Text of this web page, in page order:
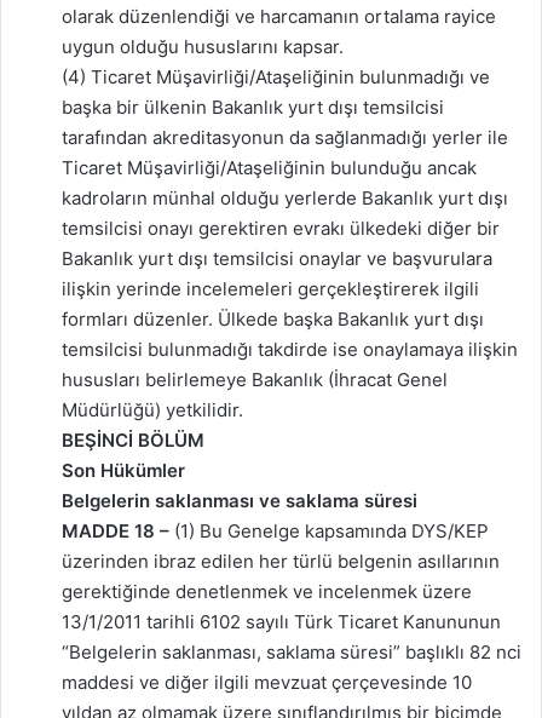
olarak düzenlendiği ve harcamanın ortalama rayice
uygun olduğu hususlarını kapsar.
(4) Ticaret Müşavirliği/Ataşeliğinin bulunmadığı ve
başka bir ülkenin Bakanlık yurt dışı temsilcisi
tarafından akreditasyonun da sağlanmadığı yerler ile
Ticaret Müşavirliği/Ataşeliğinin bulunduğu ancak
kadroların münhal olduğu yerlerde Bakanlık yurt dışı
temsilcisi onayı gerektiren evrakı ülkedeki diğer bir
Bakanlık yurt dışı temsilcisi onaylar ve başvurulara
ilişkin yerinde incelemeleri gerçekleştirerek ilgili
formları düzenler. Ülkede başka Bakanlık yurt dışı
temsilcisi bulunmadığı takdirde ise onaylamaya ilişkin
hususları belirlemeye Bakanlık (İhracat Genel
Müdürlüğü) yetkilidir.
BEŞİNCİ BÖLÜM
Son Hükümler
Belgelerin saklanması ve saklama süresi
MADDE 18 – (1) Bu Genelge kapsamında DYS/KEP
üzerinden ibraz edilen her türlü belgenin asıllarının
gerektiğinde denetlenmek ve incelenmek üzere
13/1/2011 tarihli 6102 sayılı Türk Ticaret Kanununun
“Belgelerin saklanması, saklama süresi” başlıklı 82 nci
maddesi ve diğer ilgili mevzuat çerçevesinde 10
yıldan az olmamak üzere sınıflandırılmış bir biçimde